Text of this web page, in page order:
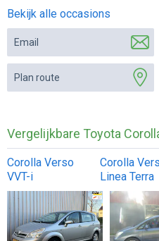
Bekijk alle occasions
Email
Plan route
Vergelijkbare Toyota
Corolla Verso
VVT-i
Corolla
Linea Terra